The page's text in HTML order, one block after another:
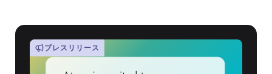
プレスリリース